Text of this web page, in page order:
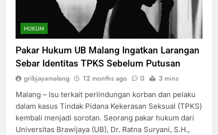
HUKUM
Pakar Hukum UB Malang Ingatkan Larangan
Sebar Identitas TPKS Sebelum Putusan
gribjayamalang 12 months ago 0 3 mins
Malang – Isu terkait perlindungan korban dan pelaku
dalam kasus Tindak Pidana Kekerasan Seksual (TPKS)
kembali menjadi sorotan. Seorang pakar hukum dari
Universitas Brawijaya (UB), Dr. Ratna Suryani, S.H.,